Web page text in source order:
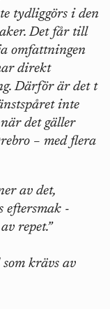
tydliggörs i den
Det får till
omfattningen
direkt
Därför är det t
inte
det gäller
– med flera
av det,
eftersmak -
repet.”
krävs av